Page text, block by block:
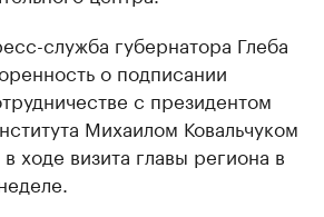
служба губернатора Глеба
о подписании
с президентом
Михаилом Ковальчуком
ходе визита главы региона в